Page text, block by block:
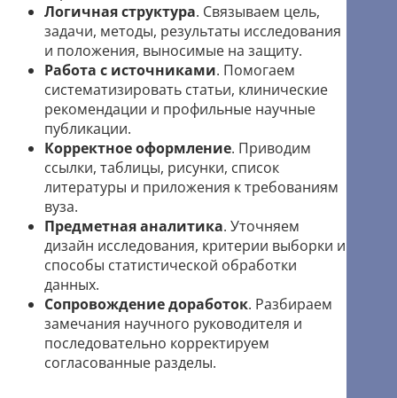
Логичная структура. Связываем цель,
задачи, методы, результаты исследования
и положения, выносимые на защиту.
Работа с источниками. Помогаем
систематизировать статьи, клинические
рекомендации и профильные научные
публикации.
Корректное оформление. Приводим
ссылки, таблицы, рисунки, список
литературы и приложения к требованиям
вуза.
Предметная аналитика. Уточняем
дизайн исследования, критерии выборки и
способы статистической обработки
данных.
Сопровождение доработок. Разбираем
замечания научного руководителя и
последовательно корректируем
согласованные разделы.